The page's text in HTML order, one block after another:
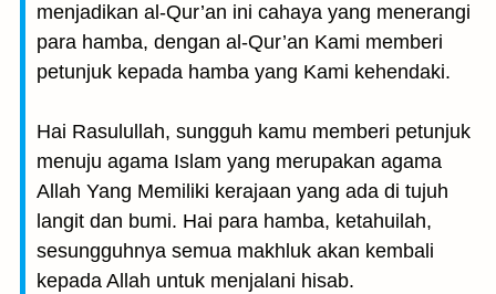
menjadikan al-Qur’an ini cahaya yang menerangi
para hamba, dengan al-Qur’an Kami memberi
petunjuk kepada hamba yang Kami kehendaki.
Hai Rasulullah, sungguh kamu memberi petunjuk
menuju agama Islam yang merupakan agama
Allah Yang Memiliki kerajaan yang ada di tujuh
langit dan bumi. Hai para hamba, ketahuilah,
sesungguhnya semua makhluk akan kembali
kepada Allah untuk menjalani hisab.